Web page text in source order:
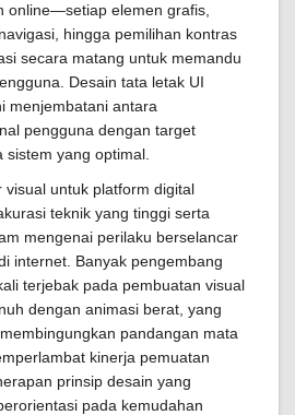
online—setiap elemen grafis,
hingga pemilihan kontras
secara matang untuk memandu
Desain tata letak UI
menjembatani antara
pengguna dengan target
yang optimal.
visual untuk platform digital
teknik yang tinggi serta
mengenai perilaku berselancar
internet. Banyak pengembang
terjebak pada pembuatan visual
dengan animasi berat, yang
pandangan mata
kinerja pemuatan
prinsip desain yang
pada kemudahan